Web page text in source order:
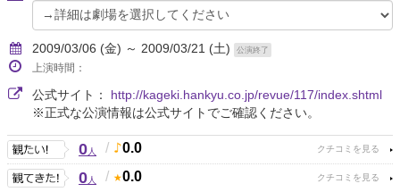
2009/03/06 (金) ～ 2009/03/21 (土) 公演終了
上演時間：
公式サイト： http://kageki.hankyu.co.jp/revue/117/index.shtml
※正式な公演情報は公式サイトでご確認ください。
0人 / 0.0
0人 / 0.0